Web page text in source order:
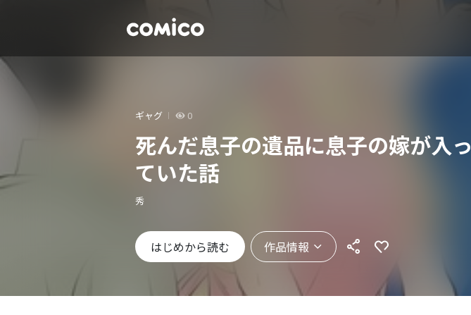
ギャグ 0
死んだ息子の遺品に息子の嫁が入っ
ていた話
秀
はじめから読む 作品情報